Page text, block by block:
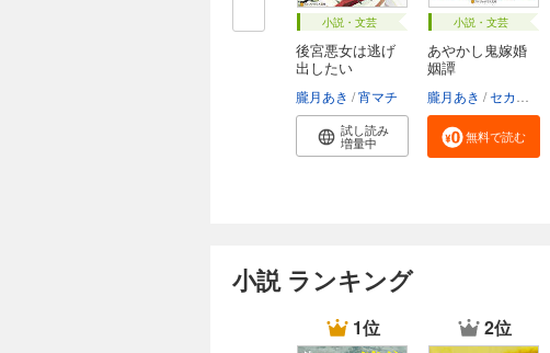
小説・文芸
後宮悪女は逃げ
出したい
朧月あき 宵マチ
試し読み
増量中
小説・文芸
あやかし鬼嫁婚
姻譚
朧月あき セカイメグル
無料で読む
小説 ランキング
1位 2位